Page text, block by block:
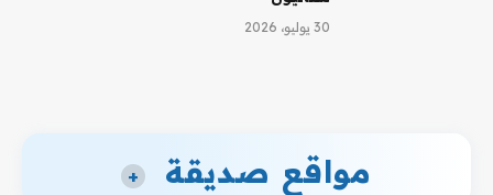
30 يوليو، 2026
مواقع صديقة +